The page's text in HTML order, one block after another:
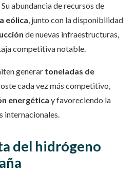
Su abundancia de recursos de
eólica, junto con la disponibilidad
de nuevas infraestructuras,
competitiva notable.
generar toneladas de
cada vez más competitivo,
energética y favoreciendo la
internacionales.
del hidrógeno